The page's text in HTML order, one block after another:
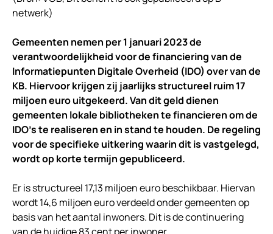
netwerk)
Gemeenten nemen per 1 januari 2023 de
verantwoordelijkheid voor de financiering van de
Informatiepunten Digitale Overheid (IDO) over van de
KB. Hiervoor krijgen zij jaarlijks structureel ruim 17
miljoen euro uitgekeerd. Van dit geld dienen
gemeenten lokale bibliotheken te financieren om de
IDO’s te realiseren en in stand te houden. De regeling
voor de specifieke uitkering waarin dit is vastgelegd,
wordt op korte termijn gepubliceerd.
Er is structureel 17,13 miljoen euro beschikbaar. Hiervan
wordt 14,6 miljoen euro verdeeld onder gemeenten op
basis van het aantal inwoners. Dit is de continuering